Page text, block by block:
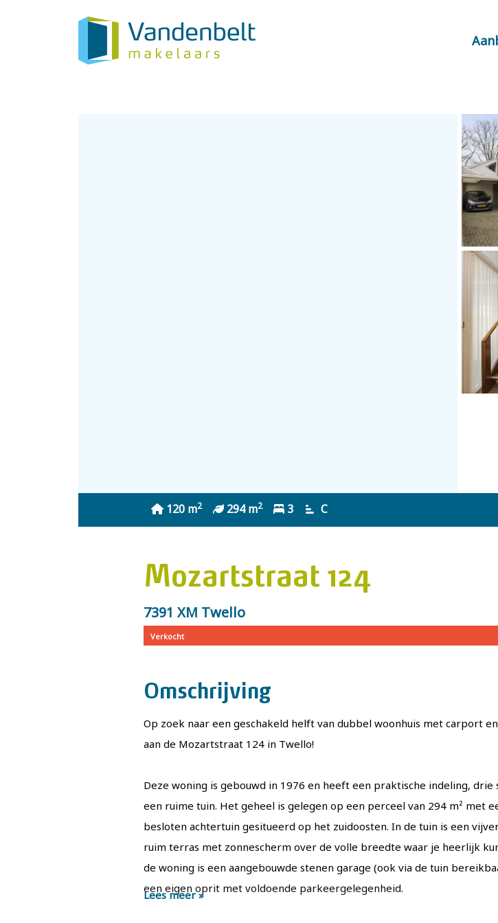
120 m2 294 m2 3 C
Mozartstraat 124
7391 XM Twello
Verkocht
Omschrijving
Op zoek naar een geschakeld helft van dubbel woonhuis met carport
aan de Mozartstraat 124 in Twello!
Deze woning is gebouwd in 1976 en heeft een praktische indeling, drie
een ruime tuin. Het geheel is gelegen op een perceel van 294 m² met
besloten achtertuin gesitueerd op het zuidoosten. In de tuin is een
ruim terras met zonnescherm over de volle breedte waar je heerlijk
de woning is een aangebouwde stenen garage (ook via de tuin
een eigen oprit met voldoende parkeergelegenheid.
Lees meer »